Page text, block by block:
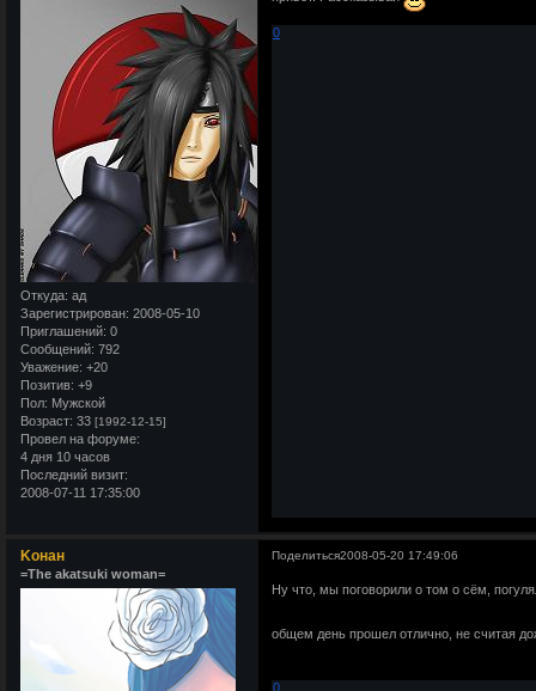
Откуда: ад
Зарегистрирован: 2008-05-10
Приглашений: 0
Сообщений: 792
Уважение: +20
Позитив: +9
Пол: Мужской
Возраст: 33 [1992-12-15]
Провел на форуме:
4 дня 10 часов
Последний визит:
2008-07-11 17:35:00
0
Поделиться2008-05-20 17:49:06
Kонан
=The akatsuki woman=
Ну что, мы поговорили о том о сём,
общем день прошел отлично, не считая
0